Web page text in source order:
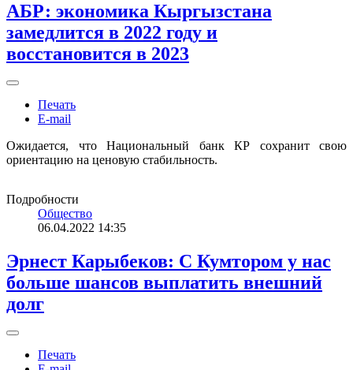
АБР: экономика Кыргызстана
замедлится в 2022 году и
восстановится в 2023
Печать
E-mail
Ожидается, что Национальный банк КР сохранит свою
ориентацию на ценовую стабильность.
Подробности
Общество
06.04.2022 14:35
Эрнест Карыбеков: С Кумтором у нас
больше шансов выплатить внешний
долг
Печать